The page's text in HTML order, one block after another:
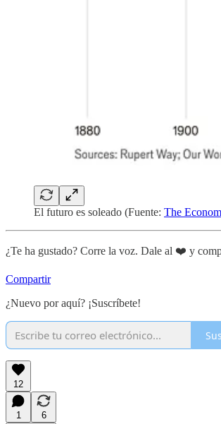
El futuro es soleado (Fuente: The
¿Te ha gustado? Corre la voz. Dale al ❤️ y
Compartir
¿Nuevo por aquí? ¡Suscríbete!
12
1
6